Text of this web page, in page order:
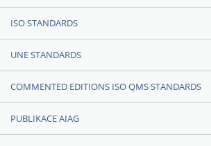
ISO STANDARDS
UNE STANDARDS
COMMENTED EDITIONS ISO QMS STANDARDS
PUBLIKACE AIAG